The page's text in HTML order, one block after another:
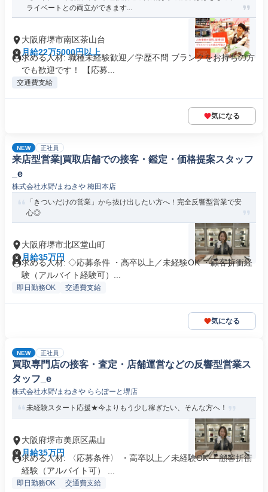
ライベートとの両立ができます...
大阪府堺市南区茶山台
月給22万5000円以上
求める人材: 職種未経験歓迎／学歴不問 ブランクをお持ちの方
でも歓迎です！ 【応募...
交通費支給
気になる
NEW 正社員
来店型営業|買取店舗での接客・鑑定・価格提案スタッフ
_e
株式会社水野/まねきや 梅田本店
「きついだけの営業」から抜け出したい方へ！完全反響型営業で安
心◎
大阪府堺市北区堂山町
月給35万円
求める人材: ◇応募条件 ・高卒以上／未経験OK ・顧客折衝経
験（アルバイト経験可）...
即日勤務OK 交通費支給
気になる
NEW 正社員
買取専門店の接客・査定・店舗運営などの反響型営業ス
タッフ_e
株式会社水野/まねきや ららぽーと堺店
未経験スタート応援★今よりもう少し稼ぎたい、そんな方へ！
大阪府堺市美原区黒山
月給35万円
求める人材: 〈応募条件〉 ・高卒以上／未経験OK ・顧客折衝
経験（アルバイト可） ...
即日勤務OK 交通費支給